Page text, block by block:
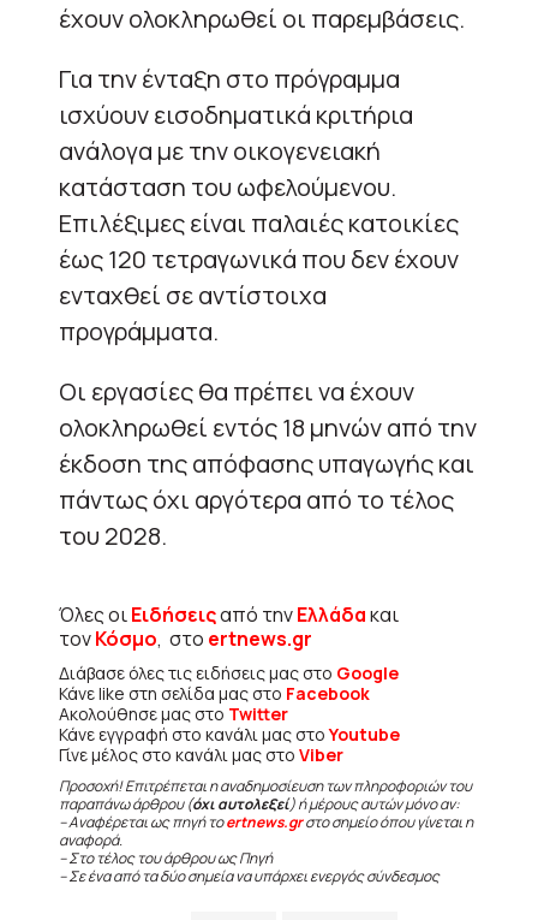
έχουν ολοκληρωθεί οι παρεμβάσεις.
Για την ένταξη στο πρόγραμμα
ισχύουν εισοδηματικά κριτήρια
ανάλογα με την οικογενειακή
κατάσταση του ωφελούμενου.
Επιλέξιμες είναι παλαιές κατοικίες
έως 120 τετραγωνικά που δεν έχουν
ενταχθεί σε αντίστοιχα
προγράμματα.
Οι εργασίες θα πρέπει να έχουν
ολοκληρωθεί εντός 18 μηνών από την
έκδοση της απόφασης υπαγωγής και
πάντως όχι αργότερα από το τέλος
του 2028.
Όλες οιΕιδήσειςαπό τηνΕλλάδακαι
τονΚόσμο, στο ertnews.gr
Διάβασε όλες τις ειδήσεις μας στο Google
Κάνε like στη σελίδα μας στο Facebook
Ακολούθησε μας στο Twitter
Κάνε εγγραφή στο κανάλι μας στοYoutube
Γίνε μέλος στο κανάλι μας στο Viber
Προσοχή! Επιτρέπεται η αναδημοσίευση των πληροφοριών του
παραπάνω άρθρου (όχι αυτολεξεί) ή μέρους αυτών μόνο αν:
– Αναφέρεται ως πηγή τοertnews.grστο σημείο όπου γίνεται η
αναφορά.
– Στο τέλος του άρθρου ως Πηγή
– Σε ένα από τα δύο σημεία να υπάρχει ενεργός σύνδεσμος